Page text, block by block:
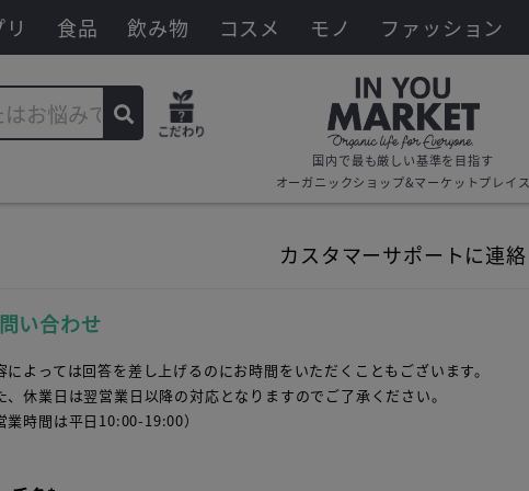
食品 飲み物 コスメ モノ ファッション
国内で最も厳しい基準を目指す
オーガニックショップ&マーケットプレイス
カスタマーサポートに連絡
い合わせ
によっては回答を差し上げるのにお時間をいただくこともございます。
、休業日は翌営業日以降の対応となりますのでご了承ください。
業時間は平日10:00-19:00）